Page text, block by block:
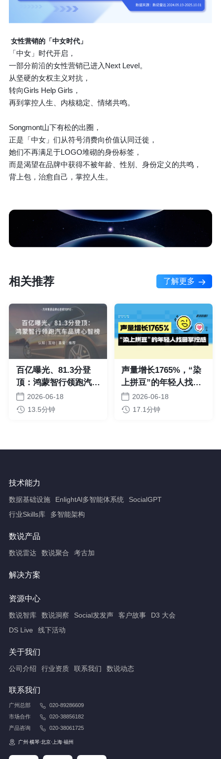
女性营销的「中女时代」
「中女」时代开启，
一部分前沿的女性营销已进入Next Level。
从坚硬的女权主义对抗，
转向Girls Help Girls，
再到掌控人生、内核稳定、情绪共鸣。
Songmont山下有松的出圈，
正是「中女」们从符号消费向价值认同迁徙，
她们不再满足于LOGO堆砌的身份标签，
而是渴望在品牌中获得不被年龄、性别、身份定义的共鸣，
背上包，治愈自己，掌控人生。
相关推荐 了解更多
315成为GEO分水岭，
什么才是值得长期做的
GEO？
2026-08-04
7.4分钟
品牌出海，砸钱买量不
如AI锁“人”
2026-08-04
技术能力
数据基础设施 EnlightAl多智能体系统
SocialGPT
行业Skills库
多智能架构
数说产品
数说雷达 数说聚合 考古加
解决方案
资源中心
数说智库 数说洞察 Social发发声 客户故事
D3 大会
DS Live
线下活动
关于我们
公司介绍 行业资质 联系我们 数说动态
联系我们
广州总部
020-89286609
市场合作
020-38856182
产品咨询
020-38061725
广州·横琴·北京·上海·福州